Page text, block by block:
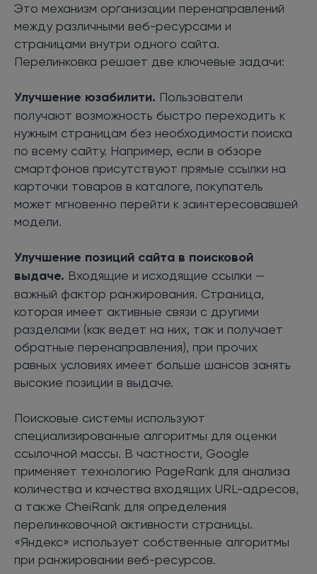
Это механизм организации перенаправлений
между различными веб-ресурсами и
страницами внутри одного сайта.
Перелинковка решает две ключевые задачи:
Улучшение юзабилити. Пользователи
получают возможность быстро переходить к
нужным страницам без необходимости поиска
по всему сайту. Например, если в обзоре
смартфонов присутствуют прямые ссылки на
карточки товаров в каталоге, покупатель
может мгновенно перейти к заинтересовавшей
модели.
Улучшение позиций сайта в поисковой
выдаче. Входящие и исходящие ссылки —
важный фактор ранжирования. Страница,
которая имеет активные связи с другими
разделами (как ведет на них, так и получает
обратные перенаправления), при прочих
равных условиях имеет больше шансов занять
высокие позиции в выдаче.
Поисковые системы используют
специализированные алгоритмы для оценки
ссылочной массы. В частности, Google
применяет технологию PageRank для анализа
количества и качества входящих URL-адресов,
а также CheiRank для определения
перелинковочной активности страницы.
«Яндекс» использует собственные алгоритмы
при ранжировании веб-ресурсов.